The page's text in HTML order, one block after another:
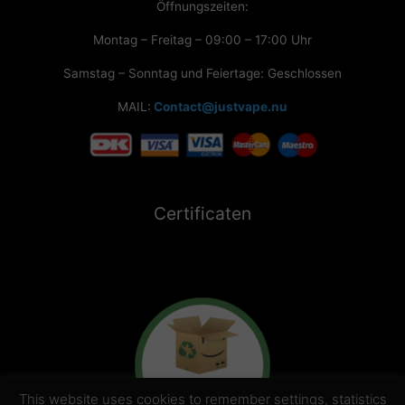
Öffnungszeiten:
Montag – Freitag – 09:00 – 17:00 Uhr
Samstag – Sonntag und Feiertage: Geschlossen
MAIL: Contact@justvape.nu
Certificaten
This website uses cookies to remember settings, statistics